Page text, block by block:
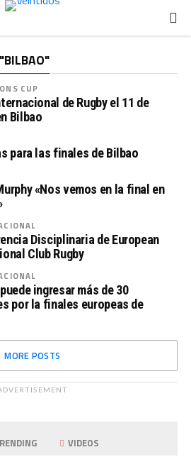
CUP
de Rugby el 11 de
Bilbao
para las finales de Bilbao
«Nos vemos en la final en
Disciplinaria de European
Club Rugby
ingresar más de 30
por la finales europeas de
MORE POSTS
VIDEOS